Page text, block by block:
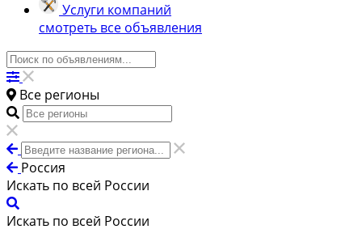
Услуги компаний
смотреть все объявления
Все регионы
Россия
Искать по всей России
Искать по всей России